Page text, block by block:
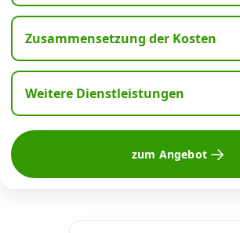
Zusammensetzung der Kosten
Weitere Dienstleistungen
zum Angebot